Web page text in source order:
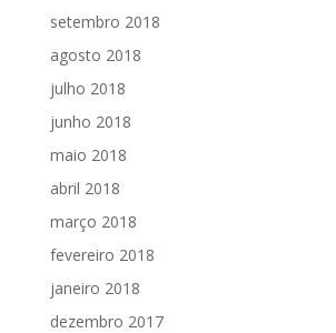
setembro 2018
agosto 2018
julho 2018
junho 2018
maio 2018
abril 2018
março 2018
fevereiro 2018
janeiro 2018
dezembro 2017